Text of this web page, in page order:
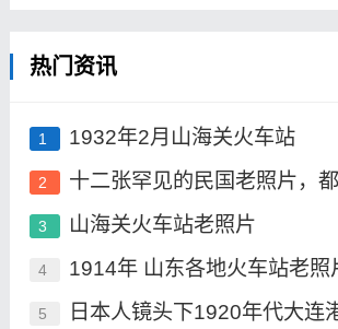
热门资讯
1 1932年2月山海关火车站
2 十二张罕见的民国老照片，
3 山海关火车站老照片
4 1914年 山东各地火车站老照
5 日本人镜头下1920年代大连港